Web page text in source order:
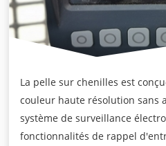
La pelle sur chenilles est
couleur haute résolution sans
système de surveillance
fonctionnalités de rappel